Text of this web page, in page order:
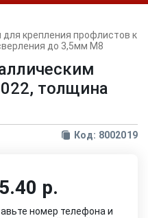
для крепления профлистов к
до 3,5мм М8
толщина
Код: 8002019
5.40 р.
номер телефона и